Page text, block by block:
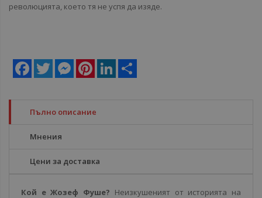
революцията, което тя не успя да изяде.
Facebook
Twitter MessengerPinterestLinkedIn
Пълно описание
Мнения
Цени за доставка
Кой е Жозеф Фуше? Неизкушеният от историята на